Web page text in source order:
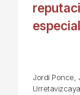
Jordi Ponce,